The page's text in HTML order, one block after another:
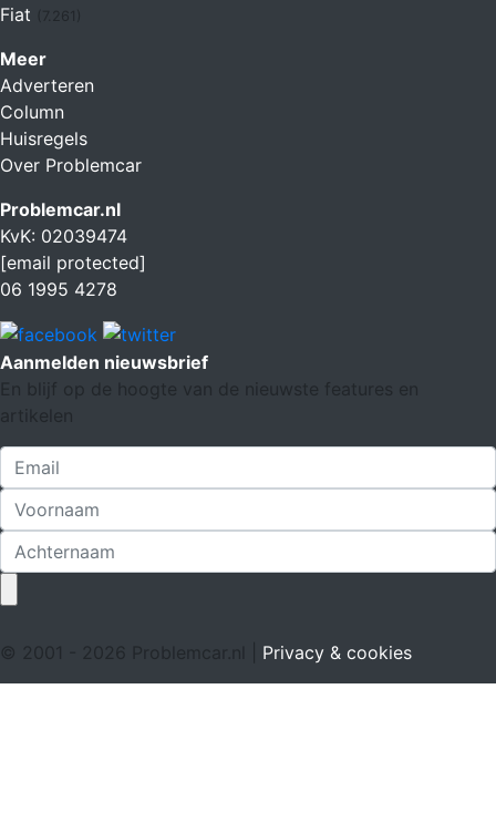
Fiat (7.261)
Meer
Adverteren
Column
Huisregels
Over Problemcar
Problemcar.nl
KvK: 02039474
[email protected]
06 1995 4278
Aanmelden nieuwsbrief
En blijf op de hoogte van de nieuwste features en
artikelen
© 2001 - 2026 Problemcar.nl | Privacy & cookies